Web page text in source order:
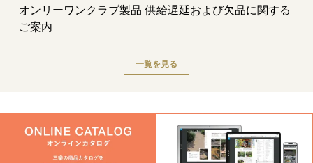
オンリーワンクラブ製品 供給遅延および欠品に関する
ご案内
一覧を見る